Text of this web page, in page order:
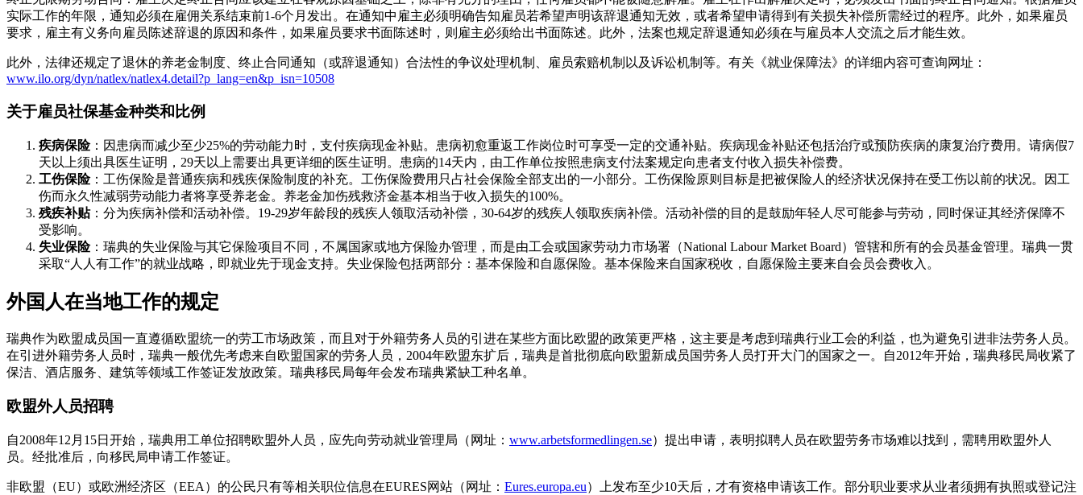
实际工作的年限，通知必须在雇佣关系结束前1-6个月发出。在通知中雇主必须明确告知雇员若希望声明该辞退通知无效，或者希望申请得到有关损失补偿所需经过的程序。此外，如果雇员
要求，雇主有义务向雇员陈述辞退的原因和条件，如果雇员要求书面陈述时，则雇主必须给出书面陈述。此外，法案也规定辞退通知必须在与雇员本人交流之后才能生效。
此外，法律还规定了退休的养老金制度、终止合同通知（或辞退通知）合法性的争议处理机制、雇员索赔机制以及诉讼机制等。有关《就业保障法》的详细内容可查询网址：
www.ilo.org/dyn/natlex/natlex4.detail?p_lang=en&p_isn=10508
关于雇员社保基金种类和比例
疾病保险：因患病而减少至少25%的劳动能力时，支付疾病现金补贴。患病初愈重返工作岗位时可享受一定的交通补贴。疾病现金补贴还包括治疗或预防疾病的康复治疗费用。请病假7
天以上须出具医生证明，29天以上需要出具更详细的医生证明。患病的14天内，由工作单位按照患病支付法案规定向患者支付收入损失补偿费。
工伤保险：工伤保险是普通疾病和残疾保险制度的补充。工伤保险费用只占社会保险全部支出的一小部分。工伤保险原则目标是把被保险人的经济状况保持在受工伤以前的状况。因工
伤而永久性减弱劳动能力者将享受养老金。养老金加伤残救济金基本相当于收入损失的100%。
残疾补贴：分为疾病补偿和活动补偿。19-29岁年龄段的残疾人领取活动补偿，30-64岁的残疾人领取疾病补偿。活动补偿的目的是鼓励年轻人尽可能参与劳动，同时保证其经济保障不
受影响。
失业保险：瑞典的失业保险与其它保险项目不同，不属国家或地方保险办管理，而是由工会或国家劳动力市场署（National Labour Market Board）管辖和所有的会员基金管理。瑞典一贯
采取“人人有工作”的就业战略，即就业先于现金支持。失业保险包括两部分：基本保险和自愿保险。基本保险来自国家税收，自愿保险主要来自会员会费收入。
外国人在当地工作的规定
瑞典作为欧盟成员国一直遵循欧盟统一的劳工市场政策，而且对于外籍劳务人员的引进在某些方面比欧盟的政策更严格，这主要是考虑到瑞典行业工会的利益，也为避免引进非法劳务人员。
在引进外籍劳务人员时，瑞典一般优先考虑来自欧盟国家的劳务人员，2004年欧盟东扩后，瑞典是首批彻底向欧盟新成员国劳务人员打开大门的国家之一。自2012年开始，瑞典移民局收紧了
保洁、酒店服务、建筑等领域工作签证发放政策。瑞典移民局每年会发布瑞典紧缺工种名单。
欧盟外人员招聘
自2008年12月15日开始，瑞典用工单位招聘欧盟外人员，应先向劳动就业管理局（网址： www.arbetsformedlingen.se）提出申请，表明拟聘人员在欧盟劳务市场难以找到，需聘用欧盟外人
员。经批准后，向移民局申请工作签证。
非欧盟（EU）或欧洲经济区（EEA）的公民只有等相关职位信息在EURES网站（网址： Eures.europa.eu）上发布至少10天后，才有资格申请该工作。部分职业要求从业者须拥有执照或登记注